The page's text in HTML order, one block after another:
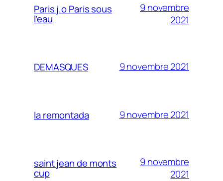
Paris j.o Paris sous
l’eau
9 novembre
2021
DEMASQUES 9 novembre 2021
la remontada 9 novembre 2021
saint jean de monts
cup
9 novembre
2021